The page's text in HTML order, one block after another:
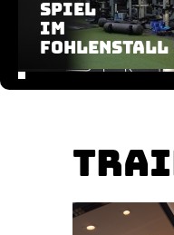
SPIEL
IM
FOHLENSTALL